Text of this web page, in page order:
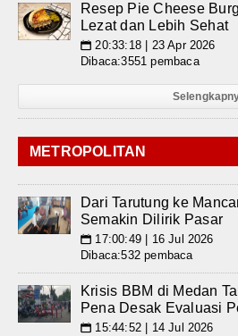
Resep Pie Cheese
Lezat dan Lebih Sehat
📅 20:33:18 | 23 Apr 2026
Dibaca:3551 pembaca
METROPOLITAN
Dari Tarutung ke
Semakin Dilirik Pasar
📅 17:00:49 | 16 Jul 2026
Dibaca:532 pembaca
Krisis BBM di Medan
Pena Desak Evaluasi
📅 15:44:52 | 14 Jul 2026